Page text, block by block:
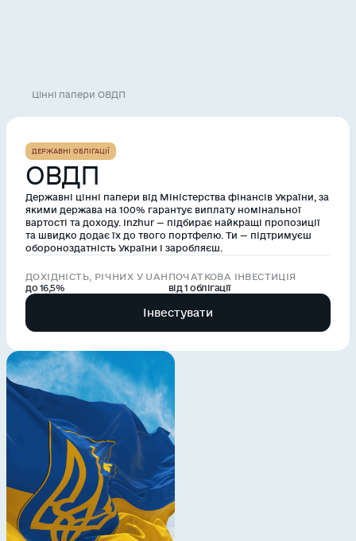
Цінні папери ОВДП
ДЕРЖАВНІ ОБЛІГАЦІЇ
ОВДП
Державні цінні папери від Міністерства фінансів України, за
якими держава на 100% гарантує виплату номінальної
вартості та доходу. Inzhur — підбирає найкращі пропозиції
та швидко додає їх до твого портфелю. Ти — підтримуєш
обороноздатність України і заробляєш.
ДОХІДНІСТЬ, РІЧНИХ У UAH
до 16,5%
ПОЧАТКОВА ІНВЕСТИЦІЯ
від 1 облігації
Інвестувати